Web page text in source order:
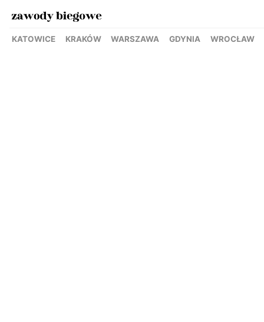
KATOWICE KRAKÓW WARSZAWA GDYNIA WROCŁAW